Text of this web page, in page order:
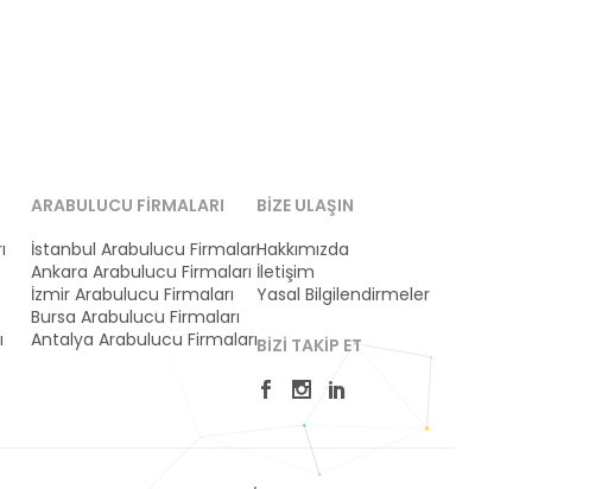
ARABULUCU FIRMALARI
İstanbul Arabulucu Firmaları
Ankara Arabulucu Firmaları
İzmir Arabulucu Firmaları
Bursa Arabulucu Firmaları
Antalya Arabulucu Firmaları
BIZE ULAŞIN
Hakkımızda
İletişim
Yasal Bilgilendirmeler
BIZI TAKIP ET